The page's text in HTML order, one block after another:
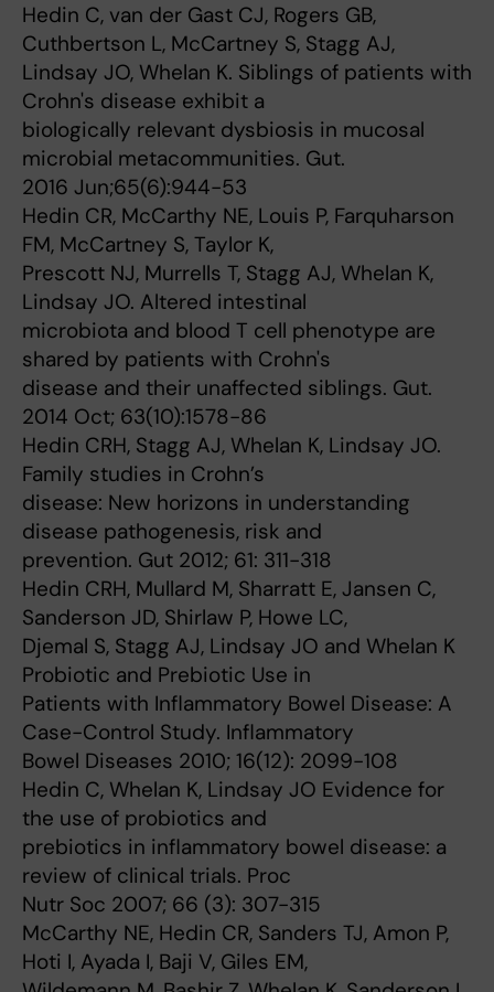
Hedin C, van der Gast CJ, Rogers GB,
Cuthbertson L, McCartney S, Stagg AJ,
Lindsay JO, Whelan K. Siblings of patients with
Crohn's disease exhibit a
biologically relevant dysbiosis in mucosal
microbial metacommunities. Gut.
2016 Jun;65(6):944-53
Hedin CR, McCarthy NE, Louis P, Farquharson
FM, McCartney S, Taylor K,
Prescott NJ, Murrells T, Stagg AJ, Whelan K,
Lindsay JO. Altered intestinal
microbiota and blood T cell phenotype are
shared by patients with Crohn's
disease and their unaffected siblings. Gut.
2014 Oct; 63(10):1578-86
Hedin CRH, Stagg AJ, Whelan K, Lindsay JO.
Family studies in Crohn’s
disease: New horizons in understanding
disease pathogenesis, risk and
prevention. Gut 2012; 61: 311-318
Hedin CRH, Mullard M, Sharratt E, Jansen C,
Sanderson JD, Shirlaw P, Howe LC,
Djemal S, Stagg AJ, Lindsay JO and Whelan K
Probiotic and Prebiotic Use in
Patients with Inflammatory Bowel Disease: A
Case-Control Study. Inflammatory
Bowel Diseases 2010; 16(12): 2099-108
Hedin C, Whelan K, Lindsay JO Evidence for
the use of probiotics and
prebiotics in inflammatory bowel disease: a
review of clinical trials. Proc
Nutr Soc 2007; 66 (3): 307-315
McCarthy NE, Hedin CR, Sanders TJ, Amon P,
Hoti I, Ayada I, Baji V, Giles EM,